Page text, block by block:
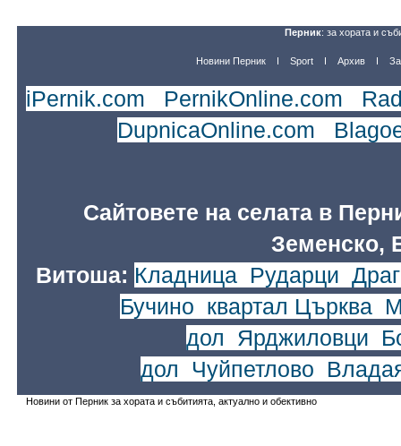
Перник: за хората и
Новини Перник Sport Архив
iPernik.com PernikOnline.com
DupnicaOnline.com
Сайтовете на селата в
Земенско,
Витоша: Кладница Рударци
Бучино квартал Църква
дол
Ярджиловци
дол
Чуйпетлово
Новини от Перник за хората и събитията, актуално и обективно